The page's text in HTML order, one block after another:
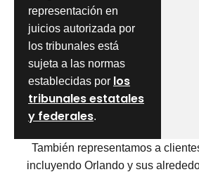
representación en
juicios autorizada por
los tribunales está
sujeta a las normas
establecidas por los
tribunales estatales
y federales.
También representamos a
incluyendo Orlando y sus